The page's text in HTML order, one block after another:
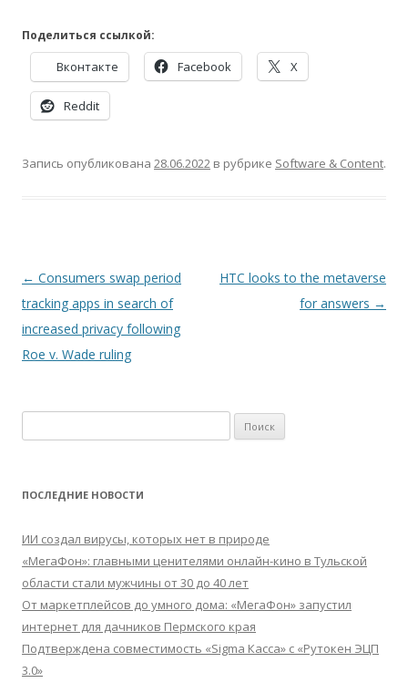
Поделиться ссылкой:
Вконтакте Facebook X
Reddit
Запись опубликована 28.06.2022 в рубрике Software & Content.
Навигация
по
записям
← Consumers swap period
tracking apps in search of
increased privacy following
Roe v. Wade ruling
HTC looks to the metaverse
for answers →
ПОСЛЕДНИЕ НОВОСТИ
ИИ создал вирусы, которых нет в природе
«МегаФон»: главными ценителями онлайн-кино в Тульской
области стали мужчины от 30 до 40 лет
От маркетплейсов до умного дома: «МегаФон» запустил
интернет для дачников Пермского края
Подтверждена совместимость «Sigma Касса» с «Рутокен ЭЦП
3.0»